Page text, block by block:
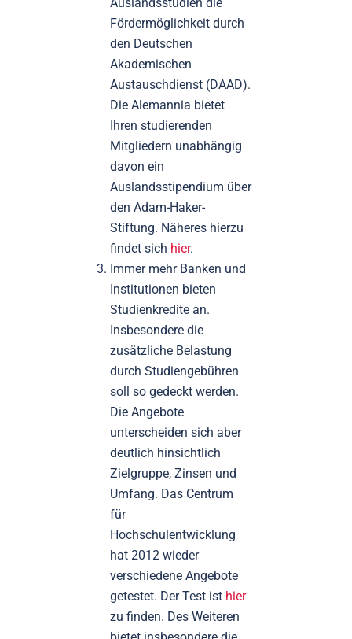
Fördermöglichkeit durch
den Deutschen
Akademischen
Austauschdienst (DAAD).
Die Alemannia bietet
Ihren studierenden
Mitgliedern unabhängig
davon ein
Auslandsstipendium über
den Adam-Haker-
Stiftung. Näheres hierzu
findet sich hier.
Immer mehr Banken und
Institutionen bieten
Studienkredite an.
Insbesondere die
zusätzliche Belastung
durch Studiengebühren
soll so gedeckt werden.
Die Angebote
unterscheiden sich aber
deutlich hinsichtlich
Zielgruppe, Zinsen und
Umfang. Das Centrum
für
Hochschulentwicklung
hat 2012 wieder
verschiedene Angebote
getestet. Der Test ist hier
zu finden. Des Weiteren